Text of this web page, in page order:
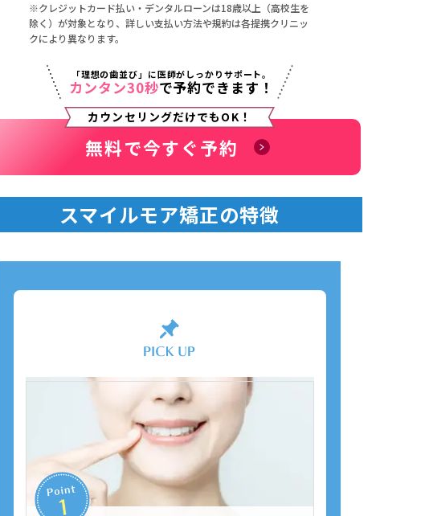
※クレジットカード払い・デンタルローンは18歳以上（高校生を
除く）が対象となり、詳しい支払い方法や規約は各提携クリニッ
クにより異なります。
「理想の歯並び」に医師がしっかりサポート。
カンタン30秒で予約できます！
カウンセリングだけでもOK！
無料で今すぐ予約
スマイルモア矯正の特徴